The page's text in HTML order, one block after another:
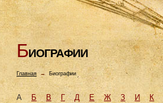
БИОГРАФИИ
Главная→ Биографии
АБ В Г Д Е Ж З И К